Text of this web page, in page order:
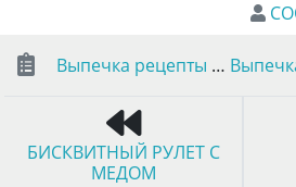
Выпечка рецепты …
БИСКВИТНЫЙ РУЛЕТ С
МЕДОМ